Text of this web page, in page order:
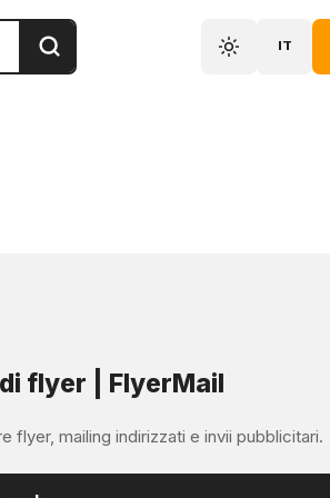
IT
flyer | FlyerMail
flyer, mailing indirizzati e invii pubblicitari.